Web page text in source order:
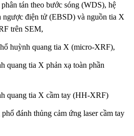
tán theo bước sóng (WDS), hệ
ngược điện tử (EBSD) và nguồn tia X
trên SEM,
huỳnh quang tia X (micro-XRF),
quang tia X phản xạ toàn phần
quang tia X cầm tay (HH-XRF)
đánh thủng cảm ứng laser cầm tay